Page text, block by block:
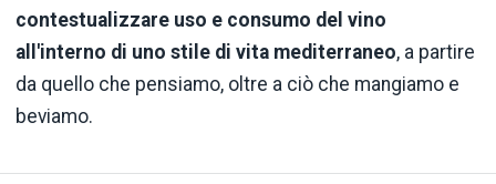
contestualizzare uso e consumo del vino
all'interno di uno stile di vita mediterraneo, a partire
da quello che pensiamo, oltre a ciò che mangiamo e
beviamo.